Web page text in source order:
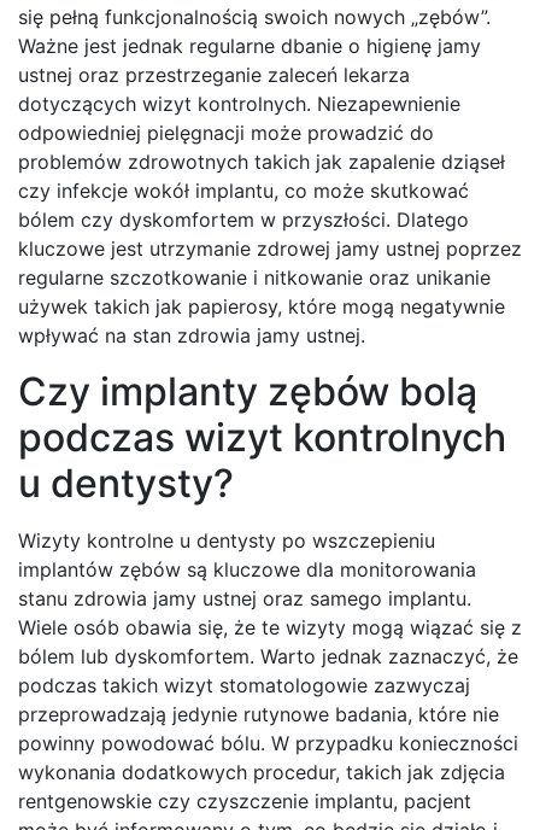
się pełną funkcjonalnością swoich nowych „zębów”.
Ważne jest jednak regularne dbanie o higienę jamy
ustnej oraz przestrzeganie zaleceń lekarza
dotyczących wizyt kontrolnych. Niezapewnienie
odpowiedniej pielęgnacji może prowadzić do
problemów zdrowotnych takich jak zapalenie dziąseł
czy infekcje wokół implantu, co może skutkować
bólem czy dyskomfortem w przyszłości. Dlatego
kluczowe jest utrzymanie zdrowej jamy ustnej poprzez
regularne szczotkowanie i nitkowanie oraz unikanie
używek takich jak papierosy, które mogą negatywnie
wpływać na stan zdrowia jamy ustnej.
Czy implanty zębów bolą
podczas wizyt kontrolnych
u dentysty?
Wizyty kontrolne u dentysty po wszczepieniu
implantów zębów są kluczowe dla monitorowania
stanu zdrowia jamy ustnej oraz samego implantu.
Wiele osób obawia się, że te wizyty mogą wiązać się z
bólem lub dyskomfortem. Warto jednak zaznaczyć, że
podczas takich wizyt stomatologowie zazwyczaj
przeprowadzają jedynie rutynowe badania, które nie
powinny powodować bólu. W przypadku konieczności
wykonania dodatkowych procedur, takich jak zdjęcia
rentgenowskie czy czyszczenie implantu, pacjent